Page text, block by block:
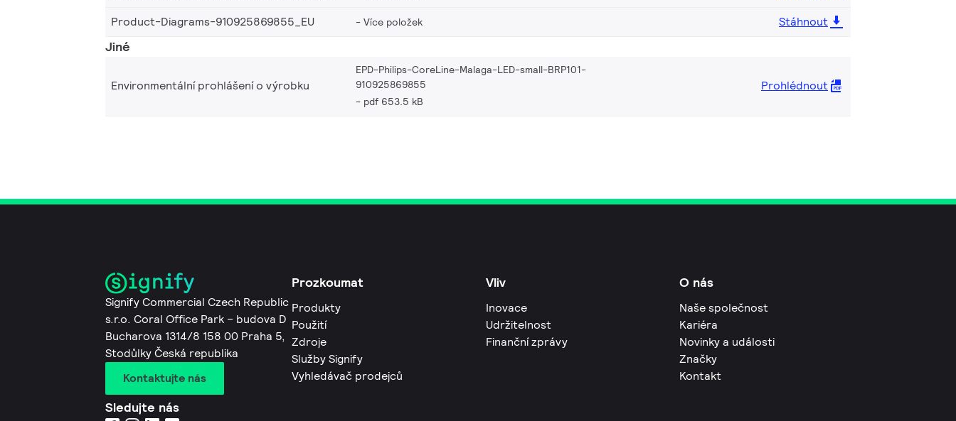
Product-Diagrams-910925869855_EU
Více položek Stáhnout
Jiné
Environmentální prohlášení o výrobku
EPD-Philips-CoreLine-Malaga-LED-small-BRP101-
910925869855
pdf 653.5 kB
Prohlédnout
Signify Commercial Czech Republic
s.r.o. Coral Office Park – budova D
Bucharova 1314/8 158 00 Praha 5,
Stodůlky Česká republika
Kontaktujte nás
Sledujte nás
Prozkoumat
Produkty
Použití
Zdroje
Služby Signify
Vyhledávač prodejců
Vliv
Inovace
Udržitelnost
Finanční zprávy
O nás
Naše společnost
Kariéra
Novinky a události
Značky
Kontakt